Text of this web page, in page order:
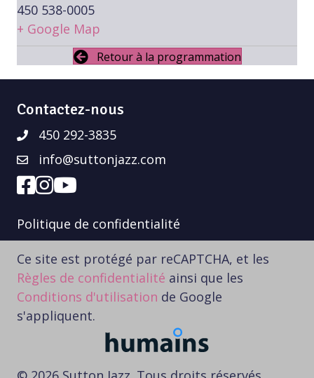
450 538-0005
+ Google Map
Retour à la programmation
Contactez-nous
450 292-3835
info@suttonjazz.com
Politique de confidentialité
Ce site est protégé par reCAPTCHA, et les
Règles de confidentialité ainsi que les
Conditions d'utilisation de Google
s'appliquent.